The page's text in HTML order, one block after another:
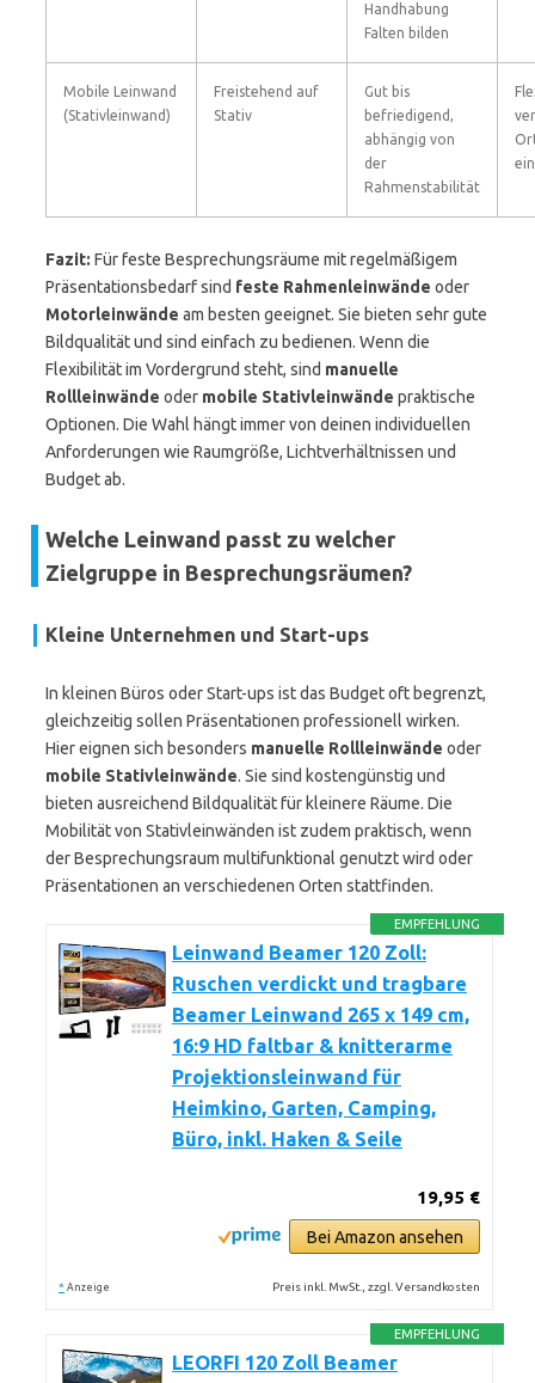
Handhabung
Falten bilden
Mobile Leinwand
(Stativleinwand)
Freistehend auf
Stativ
Gut bis
befriedigend,
abhängig von
der
Rahmenstabilität
Fazit: Für feste Besprechungsräume mit regelmäßigem
Präsentationsbedarf sind feste Rahmenleinwände oder
Motorleinwände am besten geeignet. Sie bieten sehr gute
Bildqualität und sind einfach zu bedienen. Wenn die
Flexibilität im Vordergrund steht, sind manuelle
Rollleinwände oder mobile Stativleinwände praktische
Optionen. Die Wahl hängt immer von deinen individuellen
Anforderungen wie Raumgröße, Lichtverhältnissen und
Budget ab.
Welche Leinwand passt zu welcher
Zielgruppe in Besprechungsräumen?
Kleine Unternehmen und Start-ups
In kleinen Büros oder Start-ups ist das Budget oft begrenzt,
gleichzeitig sollen Präsentationen professionell wirken.
Hier eignen sich besonders manuelle Rollleinwände oder
mobile Stativleinwände. Sie sind kostengünstig und
bieten ausreichend Bildqualität für kleinere Räume. Die
Mobilität von Stativleinwänden ist zudem praktisch, wenn
der Besprechungsraum multifunktional genutzt wird oder
Präsentationen an verschiedenen Orten stattfinden.
EMPFEHLUNG
Leinwand Beamer 120 Zoll:
Ruschen verdickt und tragbare
Beamer Leinwand 265 x 149 cm,
16:9 HD faltbar & knitterarme
Projektionsleinwand für
Heimkino, Garten, Camping,
Büro, inkl. Haken & Seile
19,95 €
Bei Amazon ansehen
* Anzeige Preis inkl. MwSt., zzgl. Versandkosten
EMPFEHLUNG
LEORFI 120 Zoll Beamer